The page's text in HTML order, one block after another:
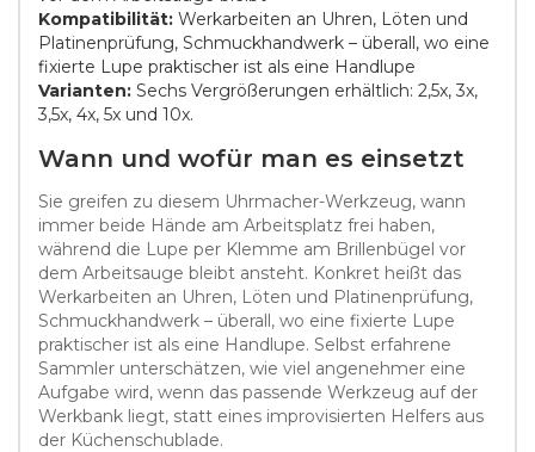
Kompatibilität: Werkarbeiten an Uhren, Löten und
Platinenprüfung, Schmuckhandwerk – überall, wo eine
fixierte Lupe praktischer ist als eine Handlupe
Varianten: Sechs Vergrößerungen erhältlich: 2,5x, 3x,
3,5x, 4x, 5x und 10x.
Wann und wofür man es einsetzt
Sie greifen zu diesem Uhrmacher-Werkzeug, wann
immer beide Hände am Arbeitsplatz frei haben,
während die Lupe per Klemme am Brillenbügel vor
dem Arbeitsauge bleibt ansteht. Konkret heißt das
Werkarbeiten an Uhren, Löten und Platinenprüfung,
Schmuckhandwerk – überall, wo eine fixierte Lupe
praktischer ist als eine Handlupe. Selbst erfahrene
Sammler unterschätzen, wie viel angenehmer eine
Aufgabe wird, wenn das passende Werkzeug auf der
Werkbank liegt, statt eines improvisierten Helfers aus
der Küchenschublade.